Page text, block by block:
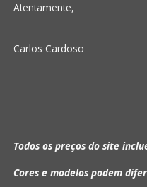
Atentamente,
Carlos Cardoso
Todos os preços do site
Cores e modelos podem